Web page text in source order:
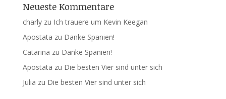
Neueste Kommentare
charlyzu Ich trauere um Kevin Keegan
Apostata zu Danke Spanien!
Catarina zu Danke Spanien!
Apostata zu Die besten Vier sind unter sich
Julia zu Die besten Vier sind unter sich